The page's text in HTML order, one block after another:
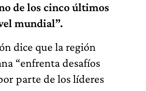
de los cinco últimos
mundial”.
dice que la región
“enfrenta desafíos
parte de los líderes